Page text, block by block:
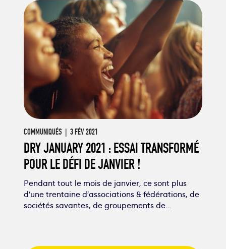
COMMUNIQUÉS | 3 FÉV 2021
DRY JANUARY 2021 : ESSAI TRANSFORMÉ
POUR LE DÉFI DE JANVIER !
Pendant tout le mois de janvier, ce sont plus
d’une trentaine d’associations & fédérations, de
sociétés savantes, de groupements de…